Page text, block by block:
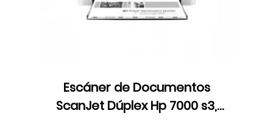
Escáner de Documentos
ScanJet Dúplex Hp 7000 s3,